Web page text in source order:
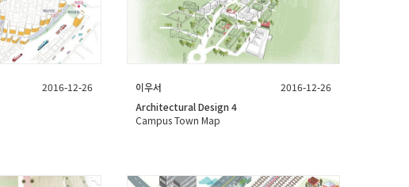
2016-12-26
이우서
2016-12-26
Architectural Design 4
Campus Town Map